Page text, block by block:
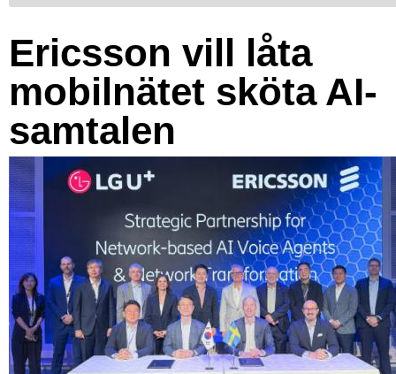
Ericsson vill låta
mobilnätet sköta AI-
samtalen